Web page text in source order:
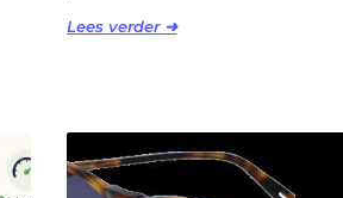
Lees verder ➜